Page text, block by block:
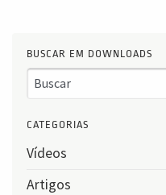
BUSCAR EM DOWNLOADS
CATEGORIAS
Vídeos
Artigos